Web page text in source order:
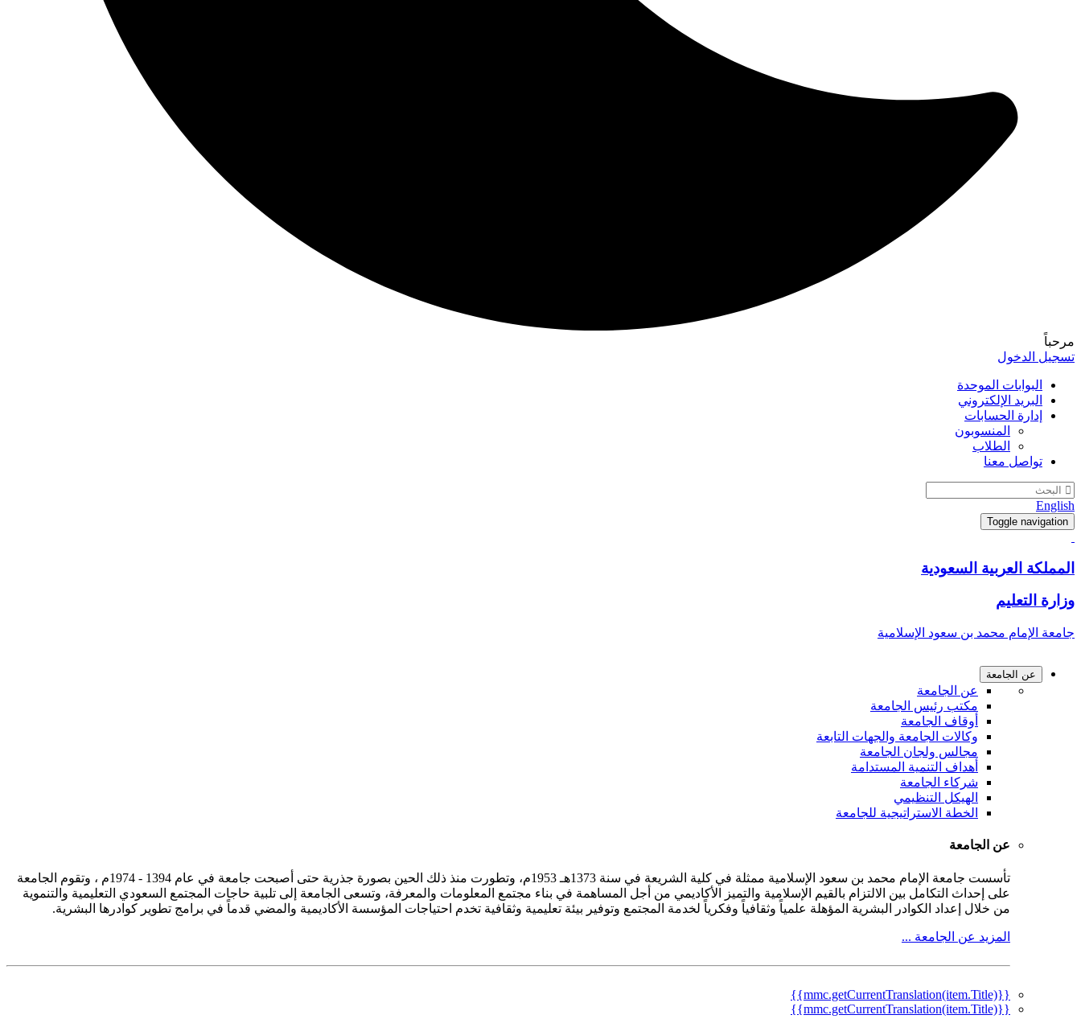
مرحباً
تسجيل الدخول
البوابات الموحدة
البريد الإلكتروني
إدارة الحسابات
المنسوبون
الطلاب
تواصل معنا
English
Toggle navigation
المملكة العربية السعودية
وزارة التعليم
جامعة الإمام محمد بن سعود الإسلامية
عن الجامعة
عن الجامعة
مكتب رئيس الجامعة
أوقاف الجامعة
وكالات الجامعة والجهات التابعة
مجالس ولجان الجامعة
أهداف التنمية المستدامة
شركاء الجامعة
الهيكل التنظيمي
الخطة الاستراتيجية للجامعة
عن الجامعة
تأسست جامعة الإمام محمد بن سعود الإسلامية ممثلة في كلية الشريعة في سنة 1373هـ 1953م، وتطورت منذ ذلك الحين بصورة جذرية حتى أصبحت جامعة في عام 1394 - 1974م ، وتقوم الجامعة
على إحداث التكامل بين الالتزام بالقيم الإسلامية والتميز الأكاديمي من أجل المساهمة في بناء مجتمع المعلومات والمعرفة، وتسعى الجامعة إلى تلبية حاجات المجتمع السعودي التعليمية والتنموية
من خلال إعداد الكوادر البشرية المؤهلة علمياً وثقافياً وفكرياً لخدمة المجتمع وتوفير بيئة تعليمية وثقافية تخدم احتياجات المؤسسة الأكاديمية والمضي قدماً في برامج تطوير كوادرها البشرية.
المزيد عن الجامعة ...
{{mmc.getCurrentTranslation(item.Title)}}
{{mmc.getCurrentTranslation(item.Title)}}